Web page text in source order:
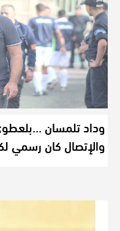
وداد تلمسان
والإتصال كان رسمي